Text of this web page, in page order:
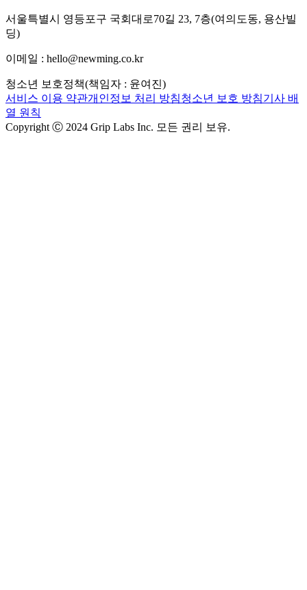
서울특별시 영등포구 국회대로70길 23, 7층(여의도동, 용산빌
딩)
이메일 : hello@newming.co.kr
청소년 보호정책(책임자 : 윤여진)
서비스 이용 약관개인정보 처리 방침청소년 보호 방침기사 배
열 원칙
Copyright Ⓒ 2024 Grip Labs Inc. 모든 권리 보유.